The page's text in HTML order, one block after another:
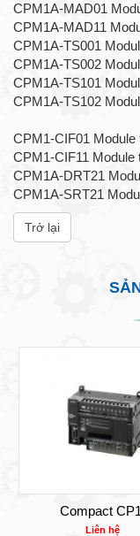
CPM1A-MAD01
CPM1A-MAD11
CPM1A-TS001
CPM1A-TS002
CPM1A-TS101
CPM1A-TS102
CPM1-CIF01
CPM1-CIF11 Module
CPM1A-DRT21
CPM1A-SRT21
Trở lại
Compact
Liên hệ